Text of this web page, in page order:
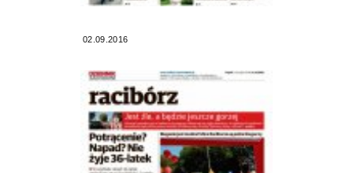
02.09.2016